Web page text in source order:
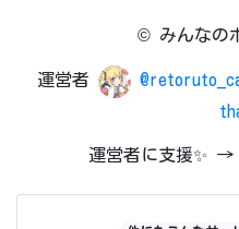
© みんなの
運営者
運営者に支援✨ →